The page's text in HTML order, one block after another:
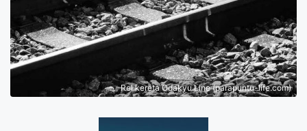
Rel kereta Odakyu Line (parapuntu-life.com)